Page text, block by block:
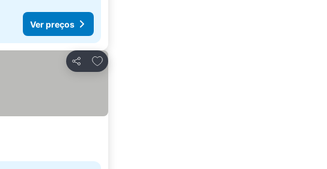
Ver preços
Partilhar
Adicionar aos favoritos